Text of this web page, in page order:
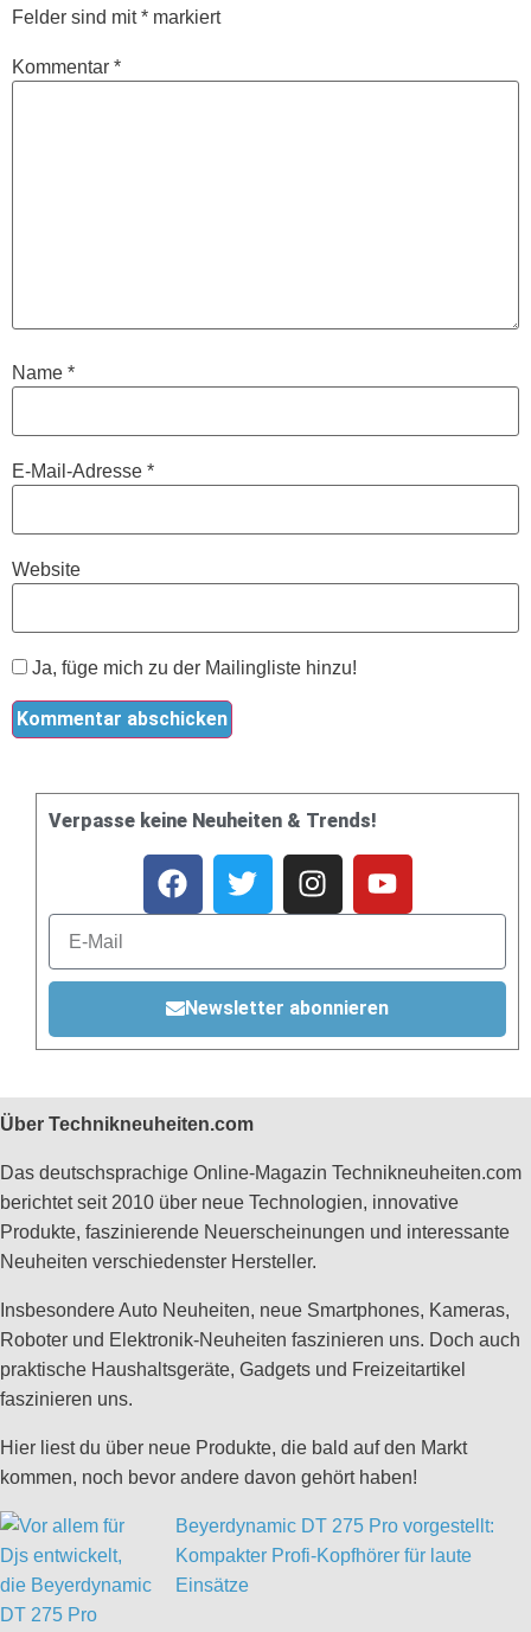
Felder sind mit* markiert
Kommentar *
Name *
E-Mail-Adresse *
Website
Ja, füge mich zu der Mailingliste hinzu!
Verpasse keine Neuheiten & Trends!
Newsletter abonnieren
Über Technikneuheiten.com
Das deutschsprachige Online-Magazin Technikneuheiten.com
berichtet seit 2010 über neue Technologien, innovative
Produkte, faszinierende Neuerscheinungen und interessante
Neuheiten verschiedenster Hersteller.
Insbesondere Auto Neuheiten, neue Smartphones, Kameras,
Roboter und Elektronik-Neuheiten faszinieren uns. Doch auch
praktische Haushaltsgeräte, Gadgets und Freizeitartikel
faszinieren uns.
Hier liest du über neue Produkte, die bald auf den Markt
kommen, noch bevor andere davon gehört haben!
Beyerdynamic DT 275 Pro vorgestellt:
Kompakter Profi-Kopfhörer für laute
Einsätze